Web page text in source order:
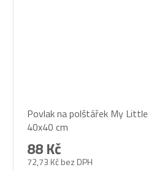
Povlak na polštářek My
40x40 cm
72,73 Kč bez DPH
88 Kč